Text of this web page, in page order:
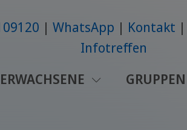
WhatsApp Kontakt
Infotreffen
ERWACHSENE GRUPPEN